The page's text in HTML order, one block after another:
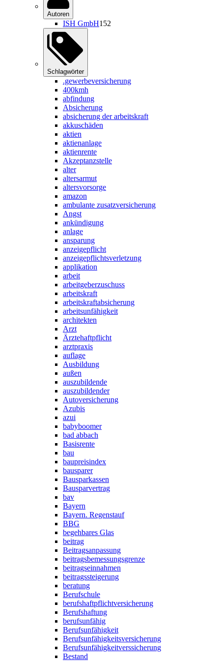
Autoren
ISH GmbH152
Schlagwörter
.gewerbeversicherung
400kmh
abfindung
Absicherung
absicherung der arbeitskraft
akkuschäden
aktien
aktienanlage
aktienrente
Akzeptanzstelle
alter
altersarmut
altersvorsorge
amazon
ambulante zusatzversicherung
Angst
ankündigung
anlage
ansparung
anzeigepflicht
anzeigepflichtsverletzung
applikation
arbeit
arbeitgeberzuschuss
arbeitskraft
arbeitskraftabsicherung
arbeitsunfähigkeit
architekten
Arzt
Ärztehaftpflicht
arztpraxis
auflage
Ausbildung
außen
auszubildende
auszubildender
Autoversicherung
Azubis
azui
babyboomer
bad abbach
Basisrente
bau
baupreisindex
bausparer
Bausparkassen
Bausparvertrag
bav
Bayern
Bayern. Regenstauf
BBG
begehbares Glas
beitrag
Beitragsanpassung
beitragsbemessungsgrenze
beitragseinnahmen
beitragssteigerung
beratung
Berufschule
berufshaftpflichtversicherung
Berufshaftung
berufsunfähig
Berufsunfähigkeit
Berufsunfähigkeitsversicherung
Berufsunfähigkeitverssicherung
Bestand